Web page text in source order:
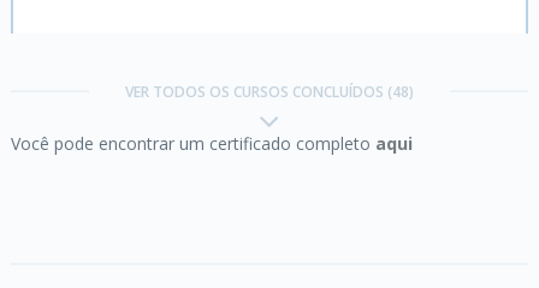
comportamento
Concluído em 24/11/2022
VER TODOS OS CURSOS CONCLUÍDOS (48)
Você pode encontrar um certificado completo aqui